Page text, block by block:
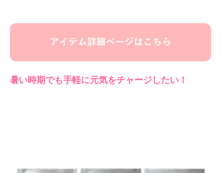
暑い時期でも手軽に元気をチャージしたい！